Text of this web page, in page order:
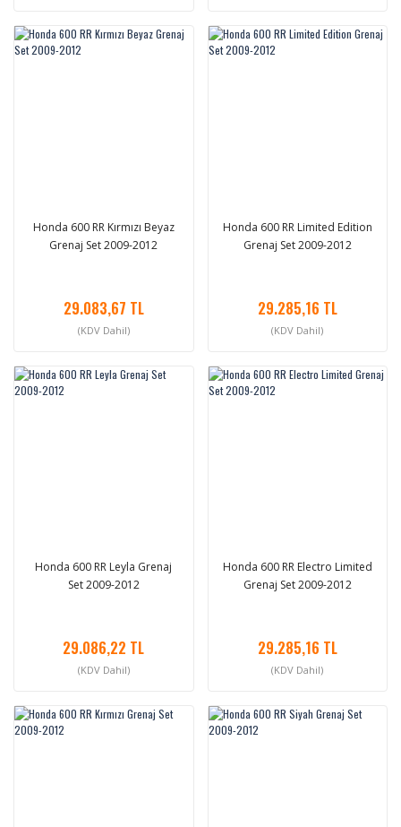
Honda 600 RR Kırmızı Beyaz
Grenaj Set 2009-2012
29.083,67 TL
(KDV Dahil)
Honda 600 RR Limited Edition
Grenaj Set 2009-2012
29.285,16 TL
(KDV Dahil)
Honda 600 RR Leyla Grenaj
Set 2009-2012
29.086,22 TL
(KDV Dahil)
Honda 600 RR Electro Limited
Grenaj Set 2009-2012
29.285,16 TL
(KDV Dahil)